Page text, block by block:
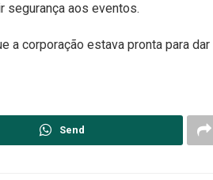
segurança aos eventos.
a corporação estava pronta para dar
Send